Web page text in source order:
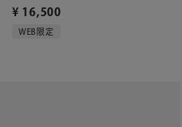
¥ 16,500
WEB限定